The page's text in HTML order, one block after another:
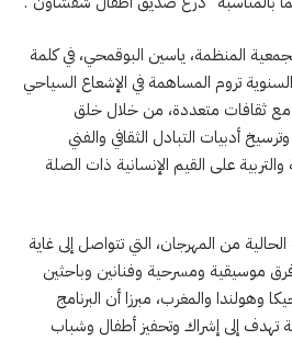
المنظمة، ياسين البوقمحي، في كلمة
تروم المساهمة في الإشعاع السياحي
مع ثقافات متعددة، من خلال خلق
أدبيات التبادل الثقافي والفني
على القيم الإنسانية ذات الصلة
من المهرجان، التي تتواصل إلى غاية
موسيقية ومسرحية وفنانين وباحثين
وهولندا والمغرب، مبرزا أن البرنامج
إلى إشراك وتحفيز أطفال وشباب